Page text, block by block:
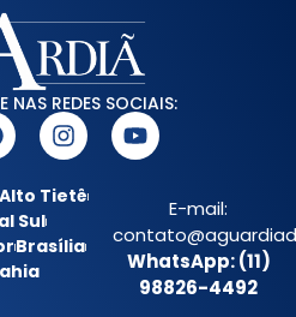
NAS REDES SOCIAIS:
Alto Tietê
Sul
Brasília
E-mail:
WhatsApp: (11)
98826-4492